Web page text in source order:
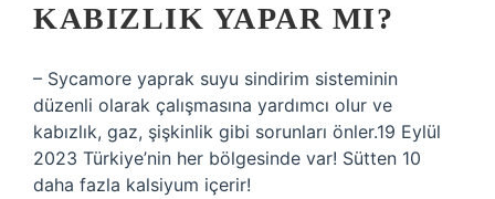
KABIZLIK YAPAR MI?
– Sycamore yaprak suyu sindirim sisteminin
düzenli olarak çalışmasına yardımcı olur ve
kabızlık, gaz, şişkinlik gibi sorunları önler.19 Eylül
2023 Türkiye’nin her bölgesinde var! Sütten 10
daha fazla kalsiyum içerir!